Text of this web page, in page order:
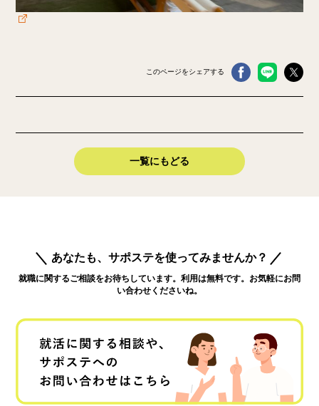
このページをシェアする
一覧にもどる
あなたも、サポステを使ってみませんか？
就職に関するご相談をお待ちしています。利用は無料です。お気軽にお問
い合わせくださいね。